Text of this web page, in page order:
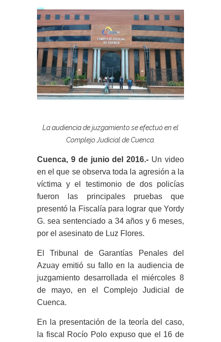
La audiencia de juzgamiento se efectuó en el
Complejo Judicial de Cuenca.
Cuenca, 9 de junio del 2016.- Un video
en el que se observa toda la agresión a la
víctima y el testimonio de dos policías
fueron las principales pruebas que
presentó la Fiscalía para lograr que Yordy
G. sea sentenciado a 34 años y 6 meses,
por el asesinato de Luz Flores.
El Tribunal de Garantías Penales del
Azuay emitió su fallo en la audiencia de
juzgamiento desarrollada el miércoles 8
de mayo, en el Complejo Judicial de
Cuenca.
En la presentación de la teoría del caso,
la fiscal Rocío Polo expuso que el 16 de